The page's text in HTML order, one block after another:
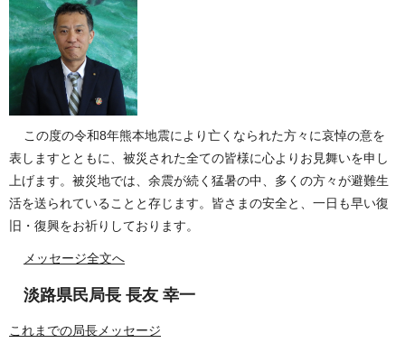
この度の令和8年熊本地震により亡くなられた方々に哀悼の意を
表しますとともに、被災された全ての皆様に心よりお見舞いを申し
上げます。被災地では、余震が続く猛暑の中、多くの方々が避難生
活を送られていることと存じます。皆さまの安全と、一日も早い復
旧・復興をお祈りしております。
メッセージ全文へ
淡路県民局長 長友 幸一
これまでの局長メッセージ